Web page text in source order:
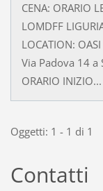
CENA: ORARIO
LOMDFF
LOCATION:
Via Padova 14 a
ORARIO INIZIO...
Oggetti: 1 - 1 di 1
Contatti